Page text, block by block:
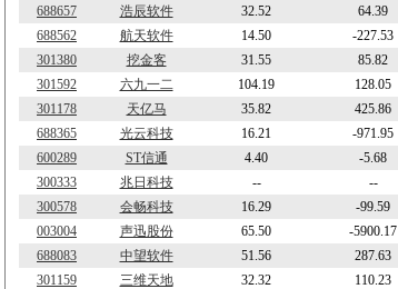
688657
浩辰软件 32.52 64.39
688562
航天软件 14.50 -227.53
301380
挖金客 31.55 85.82
301592
六九一二 104.19 128.05
301178
天亿马 35.82 425.86
688365
光云科技 16.21 -971.95
600289
ST信通 4.40 -5.68
300333
兆日科技 -- --
300578
会畅科技 16.29 -99.59
003004
声迅股份 65.50 -5900.17
688083
中望软件 51.56 287.63
301159
三维天地 32.32 110.23